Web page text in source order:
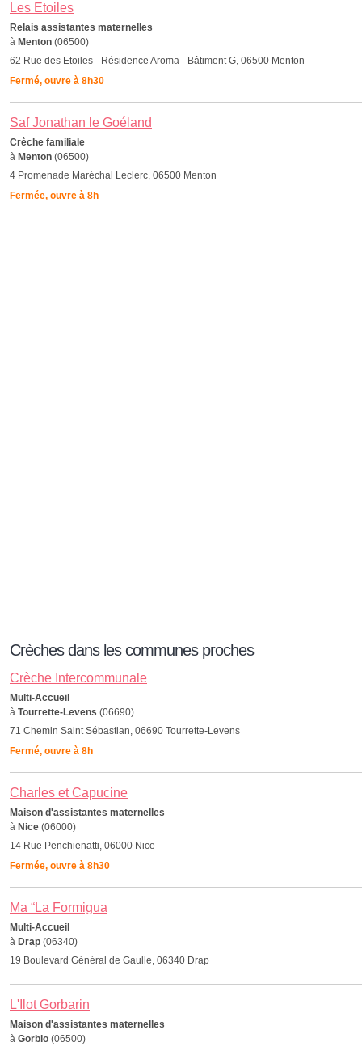
Les Etoiles
Relais assistantes maternelles
à Menton (06500)
62 Rue des Etoiles - Résidence Aroma - Bâtiment G, 06500 Menton
Fermé, ouvre à 8h30
Saf Jonathan le Goéland
Crèche familiale
à Menton (06500)
4 Promenade Maréchal Leclerc, 06500 Menton
Fermée, ouvre à 8h
Crèches dans les communes proches
Crèche Intercommunale
Multi-Accueil
à Tourrette-Levens (06690)
71 Chemin Saint Sébastian, 06690 Tourrette-Levens
Fermé, ouvre à 8h
Charles et Capucine
Maison d'assistantes maternelles
à Nice (06000)
14 Rue Penchienatti, 06000 Nice
Fermée, ouvre à 8h30
Ma “La Formigua
Multi-Accueil
à Drap (06340)
19 Boulevard Général de Gaulle, 06340 Drap
L'Ilot Gorbarin
Maison d'assistantes maternelles
à Gorbio (06500)